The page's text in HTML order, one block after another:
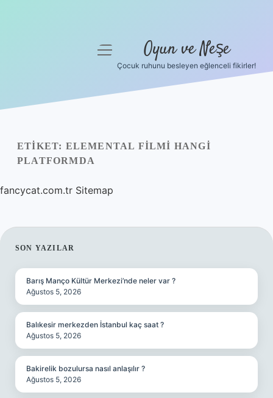
Yasal Uyarı
menüyü
Oyun ve Neşe
Çocuk ruhunu besleyen eğlenceli fikirler!
ETIKET: ELEMENTAL FILMI HANGI
PLATFORMDA
fancycat.com.tr Sitemap
SIDEBAR
SON YAZILAR
Barış Manço Kültür Merkezi’nde neler var ?
Ağustos 5, 2026
Balıkesir merkezden İstanbul kaç saat ?
Ağustos 5, 2026
Bakirelik bozulursa nasıl anlaşılır ?
Ağustos 5, 2026